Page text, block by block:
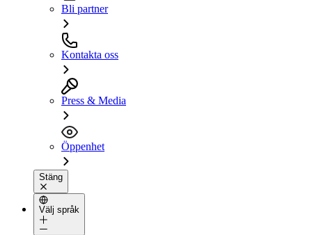
Bli partner
Kontakta oss
Press & Media
Öppenhet
Stäng
Välj språk